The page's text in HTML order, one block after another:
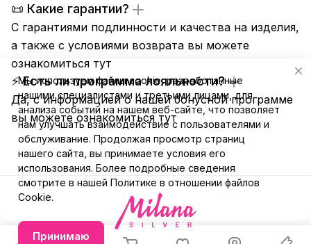
📜 Какие гарантии?
С гарантиями подлинности и качества на изделия,
а также с условиями возврата вы можете
ознакомиться тут
⚡ Есть ли программа лояльности?
Да, с информацией о нашей бонусной программе
вы можете ознакомитьсятут
Мы используем файлы cookie, разработанные
нашими специалистами и третьими лицами, для
анализа событий на нашем веб-сайте, что позволяет
нам улучшать взаимодействие с пользователями и
обслуживание. Продолжая просмотр страниц
нашего сайта, вы принимаете условия его
использования. Более подробные сведения
смотрите в нашей Политике в отношении файлов
Cookie.
Принимаю